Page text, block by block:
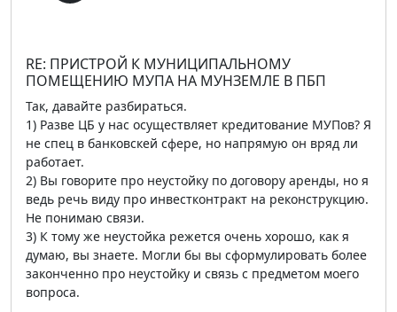
RE: ПРИСТРОЙ К МУНИЦИПАЛЬНОМУ
ПОМЕЩЕНИЮ МУПА НА МУНЗЕМЛЕ В ПБП
Так, давайте разбираться.
1) Разве ЦБ у нас осуществляет кредитование МУПов? Я
не спец в банковскей сфере, но напрямую он вряд ли
работает.
2) Вы говорите про неустойку по договору аренды, но я
ведь речь виду про инвестконтракт на реконструкцию.
Не понимаю связи.
3) К тому же неустойка режется очень хорошо, как я
думаю, вы знаете. Могли бы вы сформулировать более
законченно про неустойку и связь с предметом моего
вопроса.